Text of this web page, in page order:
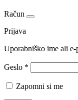
Račun
Prijava
Uporabniško ime ali e-
Geslo *
Zapomni si me